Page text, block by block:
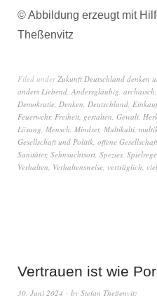
© Abbildung erzeugt mit
Theßenvitz
Filed underZukunft Deutschland denken
anders Liebend, Andersgläubig, archaisch,
Demokratie, Denken, Deutschland,
Feuerwehr, Freiheit, gestalten, Gewalt,
Lösung, Mensch, Mindset, Multikulti,
Gesellschaft und Politik, offene Gesellschaft
Sanitäter, Sehnsuchtsort, Spezies,
Verhalten, Verhaltensweise, verträglich,
Vertrauen ist wie
30. Juni 2024 by Stefan Theßenvitz